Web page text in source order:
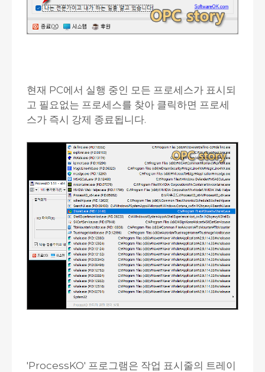
현재 PC에서 실행 중인 모든 프로세스가 표시되
고 필요없는 프로세스를 찾아 클릭하면 프로세
스가 즉시 강제 종료됩니다.
'ProcessKO' 프로그램은 작업 표시줄의 트레이